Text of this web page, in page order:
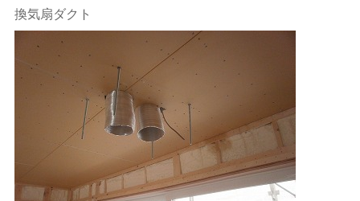
換気扇ダクト